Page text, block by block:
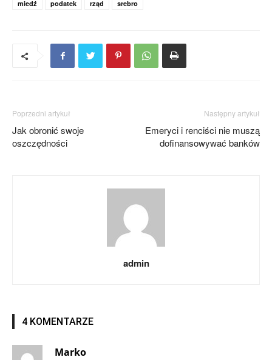
miedź podatek rząd srebro
Poprzedni artykuł
Jak obronić swoje
oszczędności
Następny artykuł
Emeryci i renciści nie muszą
dofinansowywać banków
admin
4 KOMENTARZE
Marko